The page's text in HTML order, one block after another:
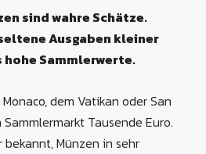
sind wahre Schätze.
Ausgaben kleiner
Sammlerwerte.
dem Vatikan oder San
Tausende Euro.
Münzen in sehr